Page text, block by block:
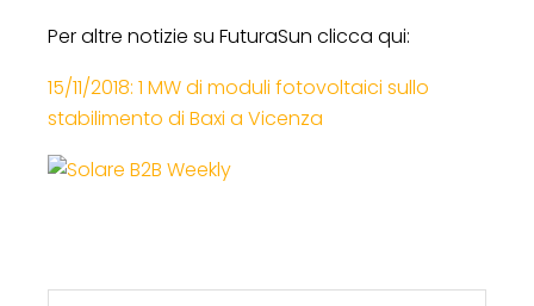
Per altre notizie su FuturaSun clicca qui:
15/11/2018: 1 MW di moduli fotovoltaici sullo
stabilimento di Baxi a Vicenza